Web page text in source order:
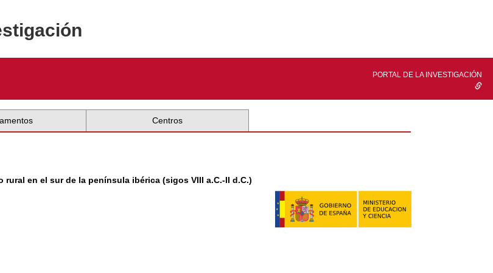
PORTAL DE LA INVESTIGACIÓN
Centros
en el sur de la península ibérica (sigos VIII a.C.-II d.C.)